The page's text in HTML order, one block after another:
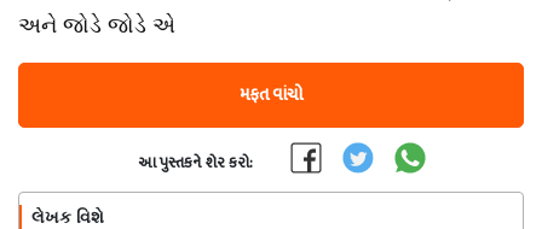
અને જોડે જોડે એ
મફત વાંચો
આ પુસ્તકને શેર કરો:
લેખક વિશે